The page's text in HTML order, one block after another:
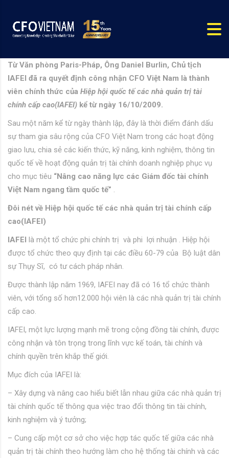
Từ Văn phòng Paris-Pháp, Ông Daniel Burlin, Chủ tịch
IAFEI đã ra quyết định công nhận CFO Việt Nam là thành
viên chính thức của Hiệp hội quốc tế các nhà quản trị tài
chính cấp cao(IAFEI) kể từ ngày 16/10/2009.
Sau một năm kể từ ngày thành lập, đây là thời điểm đánh dấu
sự tham gia sâu rộng của CFO Việt Nam trong các hoạt động
giao lưu, chia sẻ các kiến thức, kỹ năng, kinh nghiệm, thông tin
quốc tế về hoạt động quản trị tài chính doanh nghiệp phục vụ
cho mục tiêu “Nâng cao năng lực các Giám đốc tài chính
Việt Nam ngang tầm quốc tế” .
Đôi nét về Hiệp hội quốc tế các nhà quản trị tài chính cấp
cao(IAFEI)
IAFEI
là một tổ chức phi chính trị và phi lợi nhuận . Hiệp hội
được tổ chức theo quy định tại các điều 60-79 của Bộ luật dân
sự Thụy Sĩ, có tư cách pháp nhân.
Được thành lập năm 1969, IAFEI nay đã có 16 tổ chức thành
viên, với tổng số hơn12.000 hội viên là các nhà quản trị tài chính
cấp cao.
IAFEI, một lực lượng mạnh mẽ trong cộng đồng tài chính, được
công nhận và tôn trọng trong lĩnh vực kế toán, tài chính và
chính quyền trên khắp thế giới.
Mục đích của IAFEI là:
– Xây dựng và nâng cao hiểu biết lẫn nhau giữa các nhà quản trị
tài chính quốc tế thông qua việc trao đổi thông tin tài chính,
kinh nghiệm và ý tưởng;
– Cung cấp một cơ sở cho việc hợp tác quốc tế giữa các nhà
quản trị tài chính theo hướng làm cho hệ thống tài chính và các